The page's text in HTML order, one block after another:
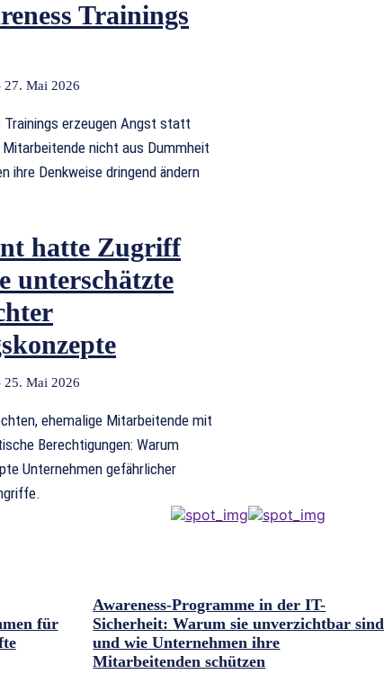
Trainings
27. Mai 2026
erzeugen Angst statt
nicht aus Dummheit
ihre Denkweise dringend ändern
hatte Zugriff
unterschätzte
25. Mai 2026
ehemalige Mitarbeitende mit
Berechtigungen: Warum
Unternehmen gefährlicher
für
Awareness-Programme in der IT-
Sicherheit: Warum sie unverzichtbar sind
und wie Unternehmen ihre
Mitarbeitenden schützen